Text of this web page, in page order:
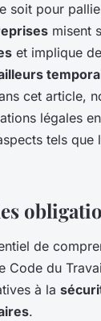
soit pour
misent
et implique
cet article,
légales
tels que
de
Code du
à la
.